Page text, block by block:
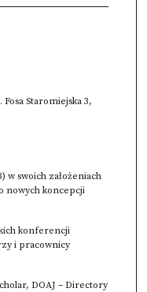
Staromiejska 3,
w swoich założeniach
nowych koncepcji
konferencji
i pracownicy
DOAJ – Directory